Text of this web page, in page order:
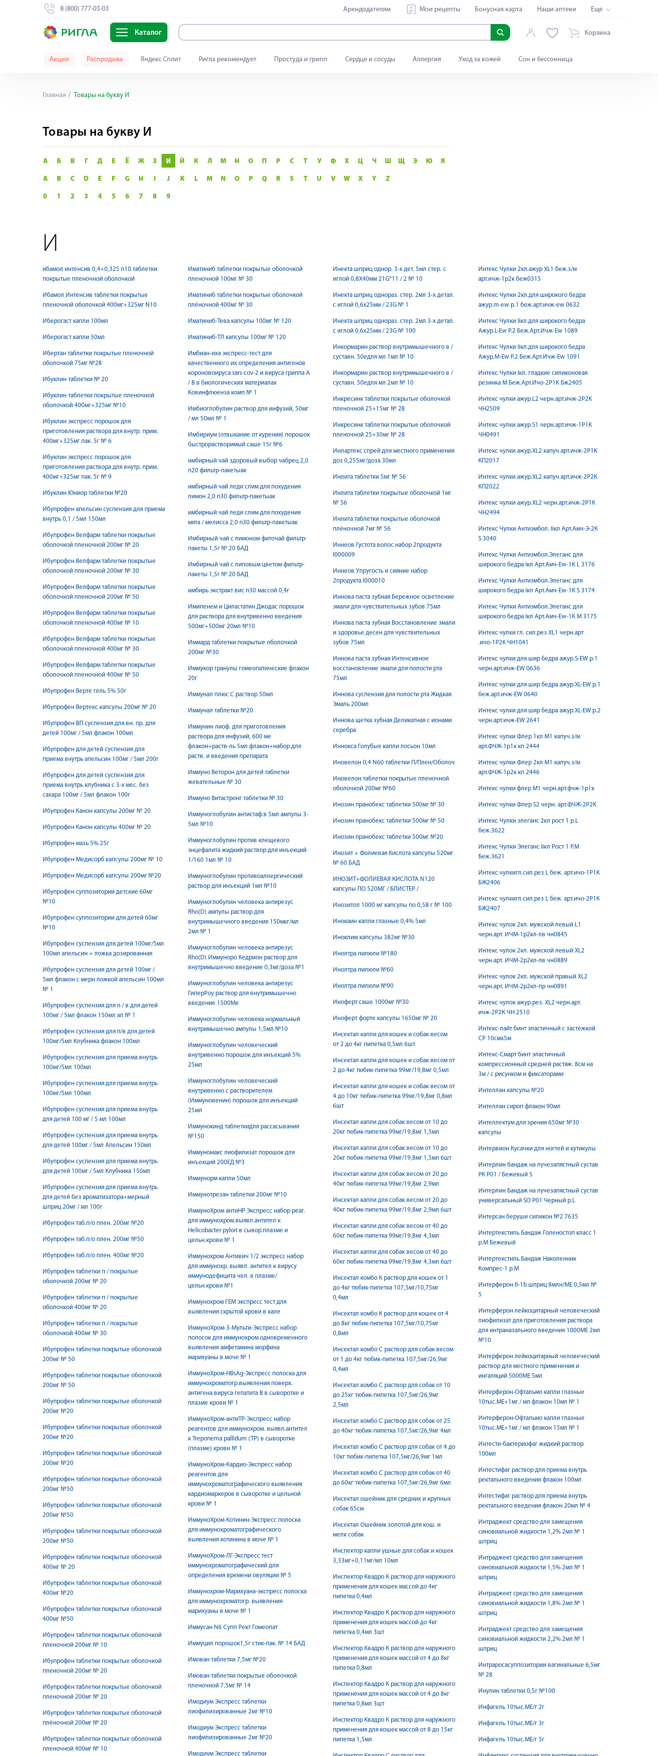
8 (800) 777-03-03 Арендодателям Мои рецепты Бонусная карта Наши аптеки Еще
Каталог Корзина
Акции Распродажа Яндекс Сплит Ригла рекомендует Простуда и грипп Сердце и сосуды Аллергия Уход за кожей Сон и бессонница
Главная Товары на букву И
Товары на букву И
А Б В Г Д Е Ё Ж З И Й К Л М Н О П Р С Т У Ф Х Ц Ч Ш Щ Э Ю Я
A B C D E F G H I J K L M N O P Q R S T U V W X Y Z
0 1 2 3 4 5 6 7 8 9
И
ибамол интенсив 0,4+0,325 n10 таблетки
покрытые пленочной оболочкой
Ибамол Интенсив таблетки покрытые
пленочной оболочкой 400мг+325мг N10
Иберогаст капли 100мл
Иберогаст капли 50мл
Ибертан таблетки покрытые пленочной
оболочкой 75мг №28
Ибуклин таблетки № 20
Ибуклин таблетки покрытые пленочной
оболочкой 400мг+325мг №10
Ибуклин экспресс порошок для
приготовления раствора для внутр. прим.
400мг+325мг пак. 5г № 6
Ибуклин экспресс порошок для
приготовления раствора для внутр. прим.
400мг+325мг пак. 5г № 9
Ибуклин Юниор таблетки №20
Ибупрофен апельсин суспензия для приема
внутрь 0,1 / 5мл 150мл
Ибупрофен Велфарм таблетки покрытые
оболочкой пленочной 200мг № 20
Ибупрофен Велфарм таблетки покрытые
оболочкой пленочной 200мг № 30
Ибупрофен Велфарм таблетки покрытые
оболочкой пленочной 200мг № 50
Ибупрофен Велфарм таблетки покрытые
оболочкой пленочной 400мг № 10
Ибупрофен Велфарм таблетки покрытые
оболочкой пленочной 400мг № 30
Ибупрофен Велфарм таблетки покрытые
оболочкой пленочной 400мг № 50
Ибупрофен Верте гель 5% 50г
Ибупрофен Вертекс капсулы 200мг № 20
Ибупрофен ВП суспензия для вн. пр. для
детей 100мг / 5мл флакон 100мл
Ибупрофен для детей суспензия для
приема внутрь апельсин 100мг / 5мл 200г
Ибупрофен для детей суспензия для
приема внутрь клубника с 3-х мес. без
сахара 100мг / 5мл флакон 100г
Ибупрофен Канон капсулы 200мг № 20
Ибупрофен Канон капсулы 400мг № 20
Ибупрофен мазь 5% 25г
Ибупрофен Медисорб капсулы 200мг № 10
Ибупрофен Медисорб капсулы 200мг №20
Ибупрофен суппозитории детские 60мг
№10
Ибупрофен суппозитории для детей 60мг
№10
Ибупрофен суспензия для детей 100мг/5мл
100мл апельсин + ложка дозированная
Ибупрофен суспензия для детей 100мг /
5мл флакон с мерн ложкой апельсин 100мл
№ 1
Ибупрофен суспензия для п / в для детей
100мг / 5мл флакон 150мл ап № 1
Ибупрофен суспензия для п/в для детей
100мг/5мл Клубника флакон 100мл
Ибупрофен суспензия для приема внутрь
100мг/5мл 100мл
Ибупрофен суспензия для приема внутрь
100мг/5мл 100мл
Ибупрофен суспензия для приема внутрь
для детей 100 мг / 5 мл 100мл
Ибупрофен суспензия для приема внутрь
для детей 100мг / 5мл Апельсин 150мл
Ибупрофен суспензия для приема внутрь
для детей 100мг / 5мл Клубника 150мл
Ибупрофен суспензия для приема внутрь
для детей без ароматизатора+мерный
шприц 20мг / мл 100г
Ибупрофен таб.п/о плен. 200мг №20
Ибупрофен таб.п/о плен. 200мг №50
Ибупрофен таб.п/о плен. 400мг №20
Ибупрофен таблетки п / покрытые
оболочкой 200мг № 20
Ибупрофен таблетки п / покрытые
оболочкой 400мг № 20
Ибупрофен таблетки п / покрытые
оболочкой 400мг № 30
Ибупрофен таблетки покрытые оболочкой
200мг № 50
Ибупрофен таблетки покрытые оболочкой
200мг № 50
Ибупрофен таблетки покрытые оболочкой
200мг №20
Ибупрофен таблетки покрытые оболочкой
200мг №20
Ибупрофен таблетки покрытые оболочкой
200мг №20
Ибупрофен таблетки покрытые оболочкой
200мг №50
Ибупрофен таблетки покрытые оболочкой
200мг №50
Ибупрофен таблетки покрытые оболочкой
200мг №50
Ибупрофен таблетки покрытые оболочкой
400мг № 20
Ибупрофен таблетки покрытые оболочкой
400мг №20
Ибупрофен таблетки покрытые оболочкой
400мг №50
Ибупрофен таблетки покрытые оболочкой
пленочной 200мг № 10
Ибупрофен таблетки покрытые оболочкой
пленочной 200мг № 20
Ибупрофен таблетки покрытые оболочкой
пленочной 200мг № 20
Ибупрофен таблетки покрытые оболочкой
плёночной 200мг № 20
Ибупрофен таблетки покрытые оболочкой
пленочной 400мг № 10
Иматиниб таблетки покрытые оболочкой
пленочной 100мг № 30
Иматиниб таблетки покрытые оболочкой
плёночной 400мг № 30
Иматиниб-Тева капсулы 100мг № 120
Иматиниб-ТЛ капсулы 100мг № 120
Имбиан-иха экспресс-тест для
качественного их определения антигенов
короновоируса sars-cov-2 и вируса гриппа А
/ В в биологических материалах
Ковинфлюенза комп № 1
Имбиоглобулин раствор для инфузий, 50мг
/ мл 50мл № 1
Имбириум (отвыкание от курения) порошок
быстрорастворимый саше 15г №6
имбирный чай здоровый выбор чабрец 2,0
n20 фильтр-пакетыак
имбирный чай леди слим для похудения
лимон 2,0 n30 фильтр-пакетыак
имбирный чай леди слим для похудения
мята / мелисса 2,0 n30 фильтр-пакетыак
Имбирный чай с лимоном фиточай фильтр-
пакеты 1,5г № 20 БАД
Имбирный чай с липовым цветом фильтр-
пакеты 1,5г № 20 БАД
имбирь экстракт вис n30 массой 0,4г
Имипенем и Циластатин Джодас порошок
для раствора для внутривенно введения
500мг+500мг 20мл №10
Иммард таблетки покрытые оболочкой
200мг №30
Иммукор гранулы гомеопатические флакон
20г
Иммунал плюс С раствор 50мл
Иммунал таблетки №20
Иммунин лиоф. для приготовления
раствора для инфузий, 600 ме
флакон+раств-ль 5мл флакон+набор для
раств. и введения препарата
Иммуно Веторон для детей таблетки
жевательные № 30
Иммуно Витастронг таблетки № 30
Иммуноглобулин антистаф.в 5мл ампулы 3-
5мл №10
Иммуноглобулин против клещевого
энцефалита жидкий раствор для инъекций
1/160 1мл № 10
Иммуноглобулин противоаллергический
раствор для инъекций 1мл №10
Иммуноглобулин человека антирезус
Rho(D) ампулы раствор для
внутримышечного введения 150мкг/мл
2мл № 1
Иммуноглобулин человека антирезус
Rho(D) Иммуноро Кедрион раствор для
внутримышечно введение 0,3мг/доза №1
Иммуноглобулин человека антирезус
ГиперРоу раствор для внутримышечно
введение 1500Ме
Иммуноглобулин человека нормальный
внутримышечно ампулы 1,5мл №10
Иммуноглобулин человеческий
внутривенно порошок для инъекций 5%
25мл
Иммуноглобулин человеческий
внутривенно с растворителем
(Иммуновенин) порошок для инъекций
25мл
Иммунокинд таблеткидля рассасывания
№150
Иммуномакс лиофилизат порошок для
инъекций 200ЕД №3
Иммунорм капли 50мл
Иммунотрезан таблетки 200мг №10
ИммуноХром антиHP Экспресс набор реаг.
для иммунохром.выявл.антител к
Helicobacter pylori в сывор.плазме и
цельн.крови № 1
Иммунохром Антивич 1/2 экспресс набор
для иммунохр. выявл. антител к вирусу
иммунодефицита чел. в плазме/
цельн.крови №1
Иммунохром ГЕМ экспресс тест для
выявления скрытой крови в кале
ИммуноХром-3-Мульти-Экспресс набор
полосок для иммунохром.одновременного
выявления амфетамина морфина
марихуаны в моче № 1
ИммуноХром-HBsAg-Экспресс полоска для
иммунохроматогр.выявления поверх.
антигена вируса гепатита В в сыворотке и
плазме крови № 1
ИммуноХром-антиТР-Экспресс набор
реагентов для иммунохром. выявл.антител
к Treponema pallidum (TP) в сыворотке
(плазме) крови № 1
ИммуноХром-Кардио-Экспресс набор
реагентов для
иммунохроматографического выявления
кардиомаркеров в сыворотке и цельной
крови № 1
ИммуноХром-Котинин-Экспресс полоска
для иммунохроматографического
выявления котинина в моче № 1
ИммуноХром-ЛГ-Экспресс тест
иммунохроматографический для
определения времени овуляции № 5
Иммунохром-Марихуана-экспресс полоска
для иммунохроматогр. выявления
марихуаны в моче № 1
Иммусан N6 Супп Рект Гомеопат
Иммуцил порошок1,5г стик-пак. № 14 БАД
Имован таблетки 7,5мг №20
Имован таблетки покрытые оболочкой
пленочной 7,5мг № 14
Имодиум Экспресс таблетки
лиофилизированные 2мг №10
Имодиум Экспресс таблетки
лиофилизированные 2мг №20
Имодиум Экспресс таблетки
Инекта шприц однор. 3-х дет. 5мл стер. с
иглой 0,8Х40мм 21G*11 / 2 № 10
Инекта шприц однораз. стер. 2мл 3-х детал.
с иглой 0,6х25мм / 23G № 1
Инекта шприц однораз. стер. 2мл 3-х детал.
с иглой 0,6х25мм / 23G № 100
Инкормарин раствор внутримышечного в /
суставн. 50едля мл 1мл № 10
Инкормарин раствор внутримышечного в /
суставн. 50едля мл 2мл № 10
Инкресинк таблетки покрытые оболочкой
пленочной 25+15мг № 28
Инкресинк таблетки покрытые оболочкой
пленочной 25+30мг № 28
Инлартекс спрей для местного применения
доз 0,255мг/доза 30мл
Инлита таблетки 5мг № 56
Инлита таблетки покрытые оболочкой 1мг
№ 56
Инлита таблетки покрытые оболочкой
плёночной 7мг № 56
Иннеов Густота волос набор 2продукта
I000009
Иннеов Упругость и сияние набор
2продукта I000010
Иннова паста зубная Бережное осветление
эмали для чувствительных зубов 75мл
Иннова паста зубная Восстановление эмали
и здоровье десен для чувствительных
зубов 75мл
Иннова паста зубная Интенсивное
восстановление эмали для полости рта
75мл
Иннова суспензия для полости рта Жидкая
Эмаль 200мл
Иннова щетка зубная Деликатная с ионами
серебра
Иннокса Голубые капли лосьон 10мл
Иновелон 0,4 N60 таблетки П/Плен/Оболоч
Иновелон таблетки покрытые пленочной
оболочкой 200мг №60
Инозин пранобекс таблетки 500мг № 30
Инозин пранобекс таблетки 500мг № 50
Инозин пранобекс таблетки 500мг №20
Инозит + Фолиевая Кислота капсулы 520мг
№ 60 БАД
ИНОЗИТ+ФОЛИЕВАЯ КИСЛОТА N120
капсулы ПО 520МГ / БЛИСТЕР /
Инозитол 1000 мг капсулы по 0,58 г № 100
Инокаин капли глазные 0,4% 5мл
Иноклим капсулы 382мг №30
Инолтра пилюли №180
Инолтра пилюли №60
Инолтра пилюли №90
Иноферт саше 1000мг №30
Иноферт форте капсулы 1650мг № 20
Инсектал капли для кошек и собак весом
от 2 до 4кг пипетка 0,5мл 6шт
Инсектал капли для кошек и собак весом от
2 до 4кг тюбик-пипетка 99мг/19,8мг 0,5мл
Инсектал капли для кошек и собак весом от
4 до 10кг тюбик-пипетка 99мг/19,8мг 0,8мл
6шт
Инсектал капли для собак весом от 10 до
20кг тюбик-пипетка 99мг/19,8мг 1,5мл
Инсектал капли для собак весом от 10 до
20кг тюбик-пипетка 99мг/19,8мг 1,5мл 6шт
Инсектал капли для собак весом от 20 до
40кг тюбик-пипетка 99мг/19,8мг 2,9мл
Инсектал капли для собак весом от 20 до
40кг тюбик-пипетка 99мг/19,8мг 2,9мл 6шт
Инсектал капли для собак весом от 40 до
60кг тюбик-пипетка 99мг/19,8мг 4,3мл
Инсектал капли для собак весом от 40 до
60кг тюбик-пипетка 99мг/19,8мг 4,3мл 6шт
Инсектал комбо К раствор для кошек от 1
до 4кг тюбик-пипетка 107,5мг/10,75мг
0,4мл
Инсектал комбо К раствор для кошек от 4
до 8кг тюбик-пипетка 107,5мг/10,75мг
0,8мл
Инсектал комбо С раствор для собак весом
от 1 до 4кг тюбик-пипетка 107,5мг/26,9мг
0,4мл
Инсектал комбо С раствор для собак от 10
до 25кг тюбик-пипетка 107,5мг/26,9мг
2,5мл
Инсектал комбо С раствор для собак от 25
до 40кг тюбик-пипетка 107,5мг/26,9мг 4мл
Инсектал комбо С раствор для собак от 4 до
10кг тюбик-пипетка 107,5мг/26,9мг 1мл
Инсектал комбо С раствор для собак от 40
до 60кг тюбик-пипетка 107,5мг/26,9мг 6мл
Инсектал ошейник для средних и крупных
собак 65см
Инсектал Ошейник золотой для кош. и
мелк собак
Инспектор капли ушные для собак и кошек
3,33мг+0,11мг/мл 10мл
Инспектор Квадро К раствор для наружного
применения для кошек массой до 4кг
пипетка 0,4мл
Инспектор Квадро К раствор для наружного
применения для кошек массой до 4кг
пипетка 0,4мл 3шт
Инспектор Квадро К раствор для наружного
применения для кошек массой от 4 до 8кг
пипетка 0,8мл
Инспектор Квадро К раствор для наружного
применения для кошек массой от 4 до 8кг
пипетка 0,8мл 3шт
Инспектор Квадро К раствор для наружного
применения для кошек массой от 8 до 15кг
пипетка 1,5мл
Интекс Чулки 2кл.ажур XL1 беж.з/м
арт.ичж-1р2к беж0315
Интекс Чулки 2кл.для широкого бедра
ажур.m-ew р.1 беж.арт.ичж-ew 0632
Интекс Чулки Iiкл.для широкого бедра
Ажур.L-Ew Р.2 Беж.Арт.Ичж-Еw 1089
Интекс Чулки Iiкл.для широкого бедра
Ажур.M-Ew Р.2 Беж.Арт.Ичж-Еw 1091
Интекс Чулки Iкл. гладкие силиконовая
резинка M Беж.Арт.Ичo-2Р1К Бж2405
Интекс чулки ажур.L2 черн.арт.ичж-2Р2К
ЧН2509
Интекс чулки ажур.S1 черн.арт.ичж-1Р1К
ЧН0491
Интекс чулки ажур.XL2 капуч.арт.ичж-2Р1К
КП2017
Интекс чулки ажур.XL2 капуч.арт.ичж-2Р2К
КП2022
Интекс чулки ажур.XL2 черн.арт.ичж-2Р1К
ЧН2494
Интекс Чулки Антиэмбол. Iiкл Арт.Амч-Э-2К
S 3040
Интекс Чулки Антиэмбол.Элеганс для
широкого бедра Iкл Арт.Амч-Ew-1К L 3176
Интекс Чулки Антиэмбол.Элеганс для
широкого бедра Iкл Арт.Амч-Ew-1К S 3174
Интекс Чулки Антиэмбол.Элеганс для
широкого бедра Iкл Арт.Амч-Ew-1К М 3175
Интекс чулки гл. сил.рез XL1 черн.арт
.ичо-1Р2К ЧН1041
Интекс чулки для шир бедра ажур.S-EW р.1
черн.арт.ичж-ЕW 0636
Интекс чулки для шир бедра ажур.XL-EW р.1
беж.арт.ичж-ЕW 0640
Интекс чулки для шир бедра ажур.XL-EW р.2
черн.арт.ичж-ЕW 2641
Интекс чулки Флер 1кл М1 капуч.з/м
арт.ФЧЖ-1р1к кп 2444
Интекс чулки Флер 2кл М1 капуч.з/м
арт.ФЧЖ-1р2к кп 2446
Интекс чулки флер M1 черн.арт.фчж-1р1к
Интекс чулки Флер S2 черн. арт.ФЧЖ-2Р2К
Интекс Чулки элеганс 2кл рост 1 р.L
беж.3622
Интекс Чулки Элеганс Iiкл Рост 1 Р.М
Беж.3621
Интекс чулкигл.сил.рез L беж. арт.ичо-1Р1К
БЖ2406
Интекс чулкигл.сил.рез L беж. арт.ичо-2Р1К
БЖ2407
Интекс чулок 2кл. мужской левый L1
черн.арт. ИЧМ-1р2кл-лв чн0845
Интекс чулок 2кл. мужской левый XL2
черн.арт. ИЧМ-2р2кл-лв чн0889
Интекс чулок 2кл. мужской правый XL2
черн.арт. ИЧМ-2р2кл-пр чн0891
Интекс чулок ажур.рез. XL2 черн.арт.
ичж-2Р2К ЧН 2510
Интекс-лайт бинт эластичный с застежкой
СР 10смх5м
Интекс-Смарт бинт эластичный
компрессионный средней растяж. 8см на
3м / с рисунком и фиксаторами
Интеллан капсулы №20
Интеллан сироп флакон 90мл
Интеллектум для зрения 650мг №30
капсулы
Интервион Кусачки для ногтей и кутикулы
Интерлин бандаж на лучезапястный сустав
РК Р01 / Бежевый S
Интерлин Бандаж на лучезапястный сустав
универсальный SO P01 Черный р.L
Интерсан беруши силикон №2 7635
Интертекстиль Бандаж Голеностоп класс 1
р.M Бежевый
Интертекстиль Бандаж Наколенник
Компрес-1 р.M
Интерферон б-1b шприц 8млн/МЕ 0,5мл №
5
Интерферон лейкоцитарный человеческий
лиофилизат для приготовления раствора
для интраназального введения 1000МЕ 2мл
№10
Интерферон лейкоцитарный человеческий
раствор для местного применения и
ингаляций 5000МЕ 5мл
Интерферон-Офтальмо капли глазные
10тыс.МЕ+1мг / мл флакон 10мл № 1
Интерферон-Офтальмо капли глазные
10тыс.МЕ+1мг / мл флакон 15мл № 1
Интести-бактериофаг жидкий раствор
100мл
Интестифаг раствор для приема внутрь
ректального введения флакон 100мл
Интестифаг раствор для приема внутрь
ректального введения флакон 20мл № 4
Интраджект средство для замещения
синовиальной жидкости 1,2% 2мл № 1
шприц
Интраджект средство для замещения
синовиальной жидкости 1,5% 2мл № 1
шприц
Интраджект средство для замещения
синовиальной жидкости 1,8% 2мл № 1
шприц
Интраджект средство для замещения
синовиальной жидкости 2,2% 2мл № 1
шприц
Интраросасуппозитории вагинальные 6,5мг
№ 28
Инулин таблетки 0,5г №100
Инфагель 10тыс.МЕ/г 2г
Инфагель 10тыс.МЕ/г 3г
Инфагель 10тыс.МЕ/г 5г